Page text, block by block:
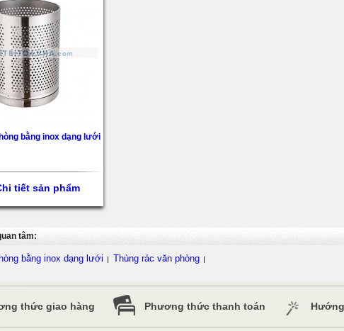
bằng inox dạng lưới
tiết sản phẩm
tâm:
bằng inox dạng lưới Thùng rác văn phòng
thức giao hàng Phương thức thanh toán